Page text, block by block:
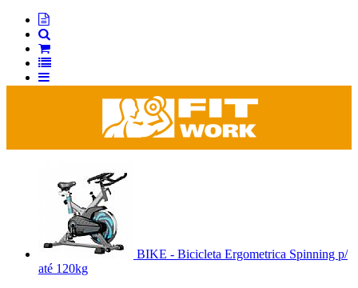
BIKE - Bicicleta Ergometrica Spinning p/
até 120kg